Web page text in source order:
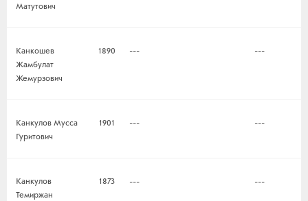
Матутович
Канкошев
Жамбулат
Жемурзович
1890 --- ---
Канкулов Мусса
Гуритович
1901 --- ---
Канкулов
Темиржан
1873 --- ---